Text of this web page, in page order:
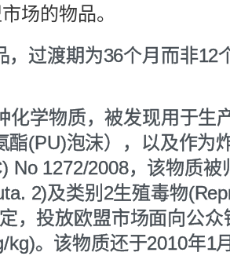
场的物品。
过渡期为36个月而非12
化学物质，被发现用于生
酯(PU)泡沫），以及作为
No 1272/2008，该物质
2)及类别2生殖毒物
，投放欧盟市场面向公
kg)。该物质还于2010年1